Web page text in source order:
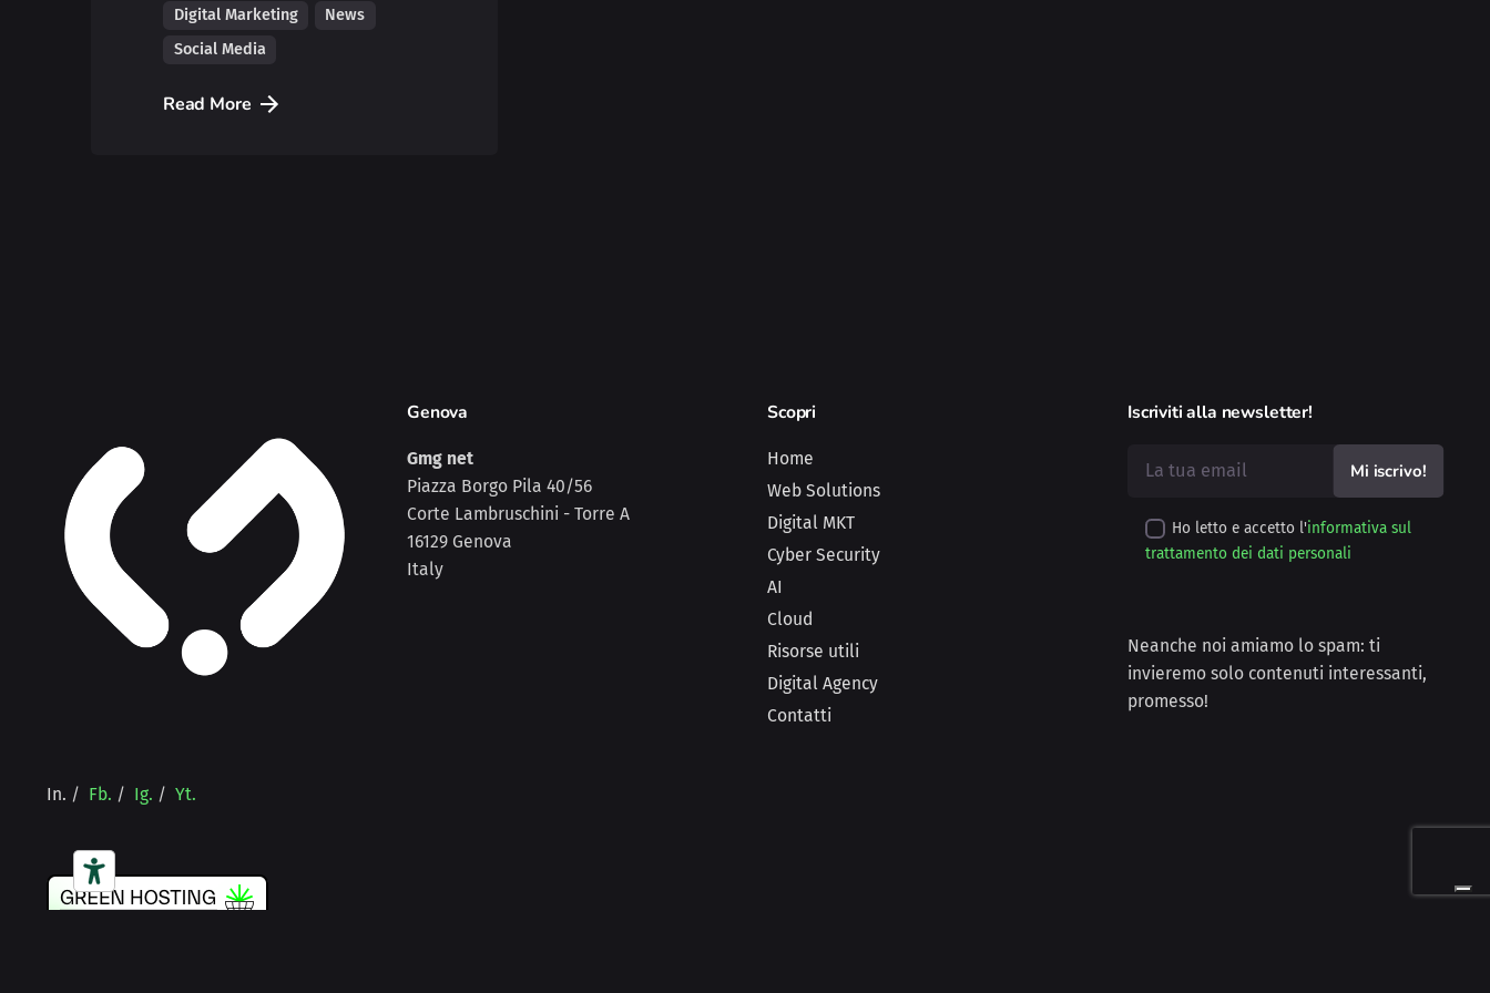
Digital Marketing
News
Social Media
Read More
In. / Fb. / Ig. / Yt.
Genova
Gmg net
Piazza Borgo Pila 40/56
Corte Lambruschini - Torre A
16129 Genova
Italy
Scopri
Home
Web Solutions
Digital MKT
Cyber Security
AI
Cloud
Risorse utili
Digital Agency
Contatti
Iscriviti alla newsletter!
Ho letto e accetto l'informativa sul
trattamento dei dati personali
Neanche noi amiamo lo spam: ti
invieremo solo contenuti interessanti,
promesso!